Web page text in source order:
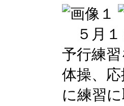
５月１
予行練
体操、
に練習